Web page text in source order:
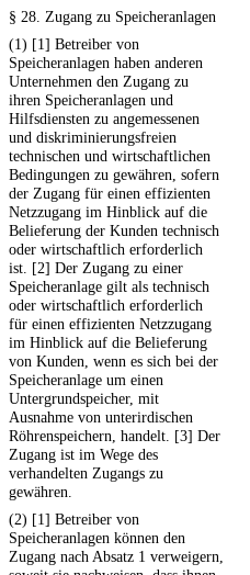
§ 28. Zugang zu Speicheranlagen
(1) [1] Betreiber von
Speicheranlagen haben anderen
Unternehmen den Zugang zu
ihren Speicheranlagen und
Hilfsdiensten zu angemessenen
und diskriminierungsfreien
technischen und wirtschaftlichen
Bedingungen zu gewähren, sofern
der Zugang für einen effizienten
Netzzugang im Hinblick auf die
Belieferung der Kunden technisch
oder wirtschaftlich erforderlich
ist. [2] Der Zugang zu einer
Speicheranlage gilt als technisch
oder wirtschaftlich erforderlich
für einen effizienten Netzzugang
im Hinblick auf die Belieferung
von Kunden, wenn es sich bei der
Speicheranlage um einen
Untergrundspeicher, mit
Ausnahme von unterirdischen
Röhrenspeichern, handelt. [3] Der
Zugang ist im Wege des
verhandelten Zugangs zu
gewähren.
(2) [1] Betreiber von
Speicheranlagen können den
Zugang nach Absatz 1 verweigern,